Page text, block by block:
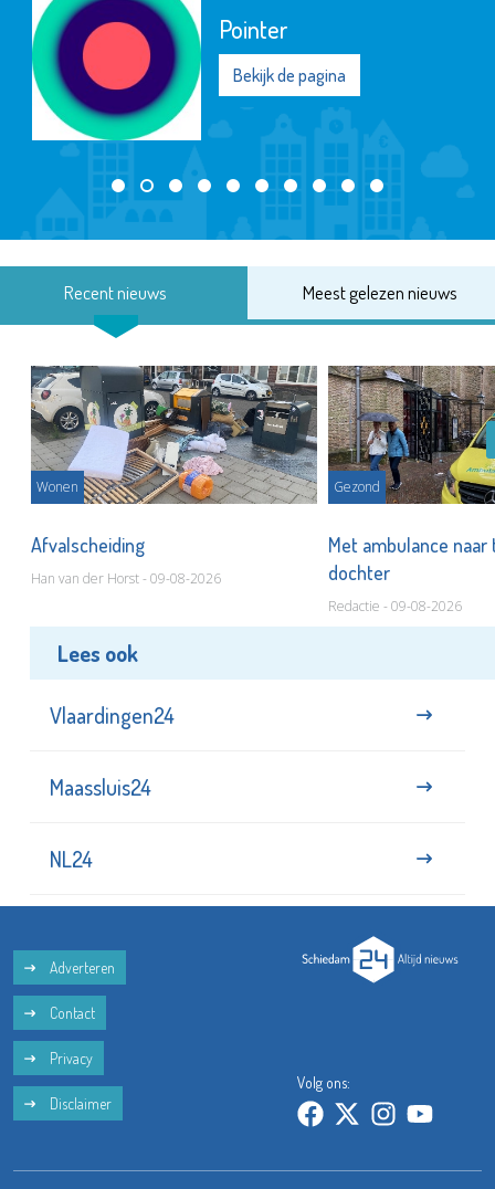
Pointer
Bekijk de pagina
Recent nieuws Meest gelezen nieuws
Wonen
Afvalscheiding
Han van der Horst - 09-08-2026
Gezond
Met ambulance
dochter
Redactie - 09-08-2026
Lees ook
Vlaardingen24
Maassluis24
NL24
Adverteren
Contact
Privacy
Disclaimer
Volg ons: